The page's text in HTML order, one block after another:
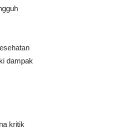
dampak
kritik